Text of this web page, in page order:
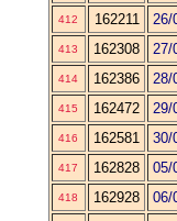
412 162211 26/
413 162308 27/
414 162386 28/
415 162472 29/
416 162581 30/
417 162828 05/
418 162928
06/